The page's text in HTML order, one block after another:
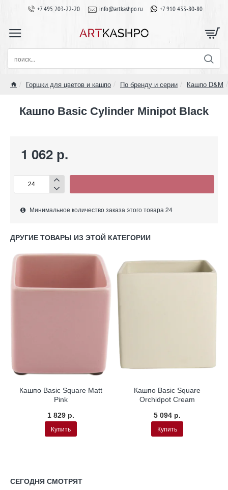
+7 495 203-22-20 info@artkashpo.ru +7 910 433-80-80
поиск...
Горшки для цветов и кашпо По бренду и серии Кашпо D&M
Кашпо Basic Cylinder Minipot Black
1 062 р.
Минимальное количество заказа этого товара 24
ДРУГИЕ ТОВАРЫ ИЗ ЭТОЙ КАТЕГОРИИ
Кашпо Basic Square Matt
Pink
1 829 р.
Купить
Кашпо Basic Square
Orchidpot Cream
5 094 р.
Купить
СЕГОДНЯ СМОТРЯТ